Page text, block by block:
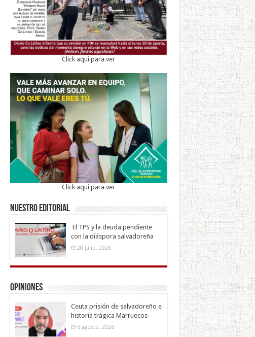
Click aqui para ver
Click aqui para ver
Nuestro Editorial
El TPS y la deuda pendiente
con la diáspora salvadoreña
20 julio, 2026
Opiniones
Ceuta prisión de salvadoreño e
historia trágica Marruecos
6 agosto, 2026